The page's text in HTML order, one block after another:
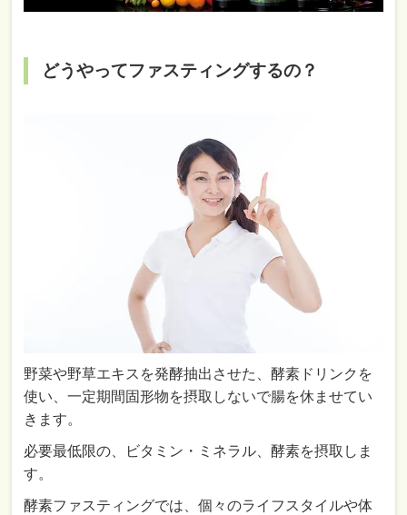
どうやってファスティングするの？
野菜や野草エキスを発酵抽出させた、酵素ドリンクを
使い、一定期間固形物を摂取しないで腸を休ませてい
きます。
必要最低限の、ビタミン・ミネラル、酵素を摂取しま
す。
酵素ファスティングでは、個々のライフスタイルや体